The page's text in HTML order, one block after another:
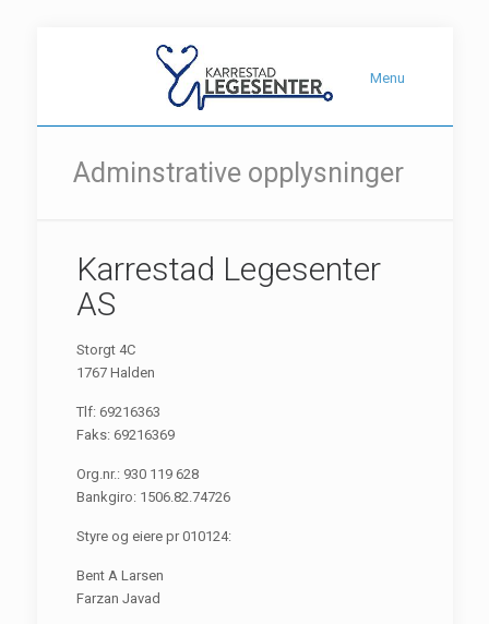
Menu
Adminstrative opplysninger
Karrestad Legesenter
AS
Storgt 4C
1767 Halden
Tlf: 69216363
Faks: 69216369
Org.nr.: 930 119 628
Bankgiro: 1506.82.74726
Styre og eiere pr 010124:
Bent A Larsen
Farzan Javad